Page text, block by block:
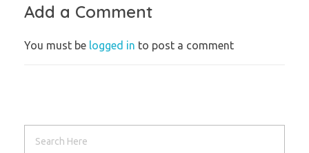
Add a Comment
You must be logged in to post a comment